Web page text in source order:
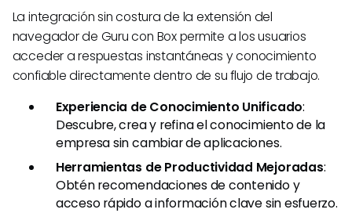
La integración sin costura de la extensión del
navegador de Guru con Box permite a los usuarios
acceder a respuestas instantáneas y conocimiento
confiable directamente dentro de su flujo de trabajo.
Experiencia de Conocimiento Unificado:
Descubre, crea y refina el conocimiento de la
empresa sin cambiar de aplicaciones.
Herramientas de Productividad Mejoradas:
Obtén recomendaciones de contenido y
acceso rápido a información clave sin esfuerzo.